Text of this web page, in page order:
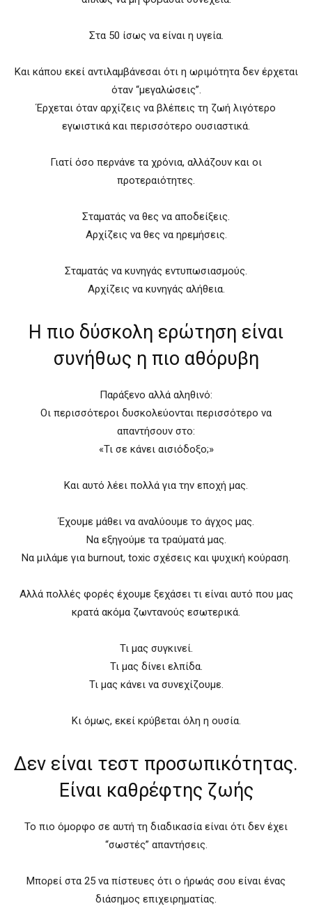
Στα 50 ίσως να είναι η υγεία.
Και κάπου εκεί αντιλαμβάνεσαι ότι η ωριμότητα δεν έρχεται
όταν “μεγαλώσεις”.
Έρχεται όταν αρχίζεις να βλέπεις τη ζωή λιγότερο
εγωιστικά και περισσότερο ουσιαστικά.
Γιατί όσο περνάνε τα χρόνια, αλλάζουν και οι
προτεραιότητες.
Σταματάς να θες να αποδείξεις.
Αρχίζεις να θες να ηρεμήσεις.
Σταματάς να κυνηγάς εντυπωσιασμούς.
Αρχίζεις να κυνηγάς αλήθεια.
Η πιο δύσκολη ερώτηση είναι
συνήθως η πιο αθόρυβη
Παράξενο αλλά αληθινό:
Οι περισσότεροι δυσκολεύονται περισσότερο να
απαντήσουν στο:
«Τι σε κάνει αισιόδοξο;»
Και αυτό λέει πολλά για την εποχή μας.
Έχουμε μάθει να αναλύουμε το άγχος μας.
Να εξηγούμε τα τραύματά μας.
Να μιλάμε για burnout, toxic σχέσεις και ψυχική κούραση.
Αλλά πολλές φορές έχουμε ξεχάσει τι είναι αυτό που μας
κρατά ακόμα ζωντανούς εσωτερικά.
Τι μας συγκινεί.
Τι μας δίνει ελπίδα.
Τι μας κάνει να συνεχίζουμε.
Κι όμως, εκεί κρύβεται όλη η ουσία.
Δεν είναι τεστ προσωπικότητας.
Είναι καθρέφτης ζωής
Το πιο όμορφο σε αυτή τη διαδικασία είναι ότι δεν έχει
“σωστές” απαντήσεις.
Μπορεί στα 25 να πίστευες ότι ο ήρωάς σου είναι ένας
διάσημος επιχειρηματίας.